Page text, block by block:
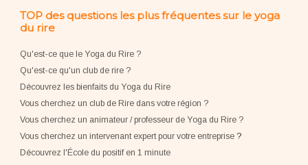
TOP des questions les plus fréquentes sur le yoga
du rire
Qu'est-ce que le Yoga du Rire ?
Qu'est-ce qu'un club de rire ?
Découvrez les bienfaits du Yoga du Rire
Vous cherchez un club de Rire dans votre région ?
Vous cherchez un animateur / professeur de Yoga du Rire ?
Vous cherchez un intervenant expert pour votre entreprise?
Découvrez l'École du positif en 1 minute